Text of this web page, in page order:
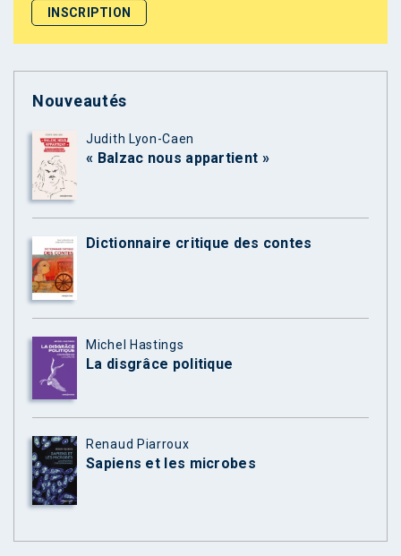
Nouveautés
Judith Lyon-Caen
« Balzac nous appartient »
Dictionnaire critique des contes
Michel Hastings
La disgrâce politique
Renaud Piarroux
Sapiens et les microbes